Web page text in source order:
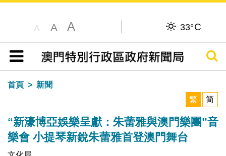
A A A 33°C
目錄
搜尋
首頁
新聞
繁
简
“新濠博亞娛樂呈獻：朱蕾雅與澳門樂團”音
樂會 小提琴新銳朱蕾雅首登澳門舞台